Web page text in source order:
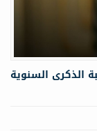
الذكرى السنوية